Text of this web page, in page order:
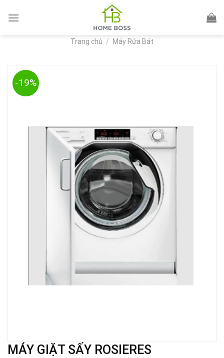
Trang chủ / Máy Rửa Bát
-19%
MÁY GIẶT SẤY ROSIERES